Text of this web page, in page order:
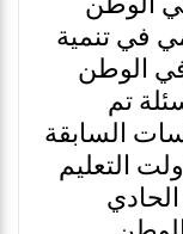
في تنمية
الوطن
تم
السابقة
التعليم